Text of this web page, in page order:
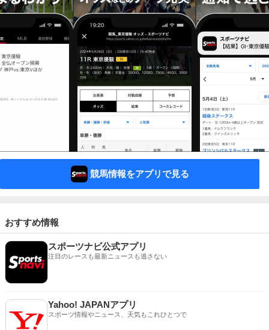
競馬情報をアプリで見る
おすすめ情報
スポーツナビ公式アプリ
注目のレースも最新ニュースも逃さない
Yahoo! JAPANアプリ
スポーツ情報やニュース、天気もこれひとつで